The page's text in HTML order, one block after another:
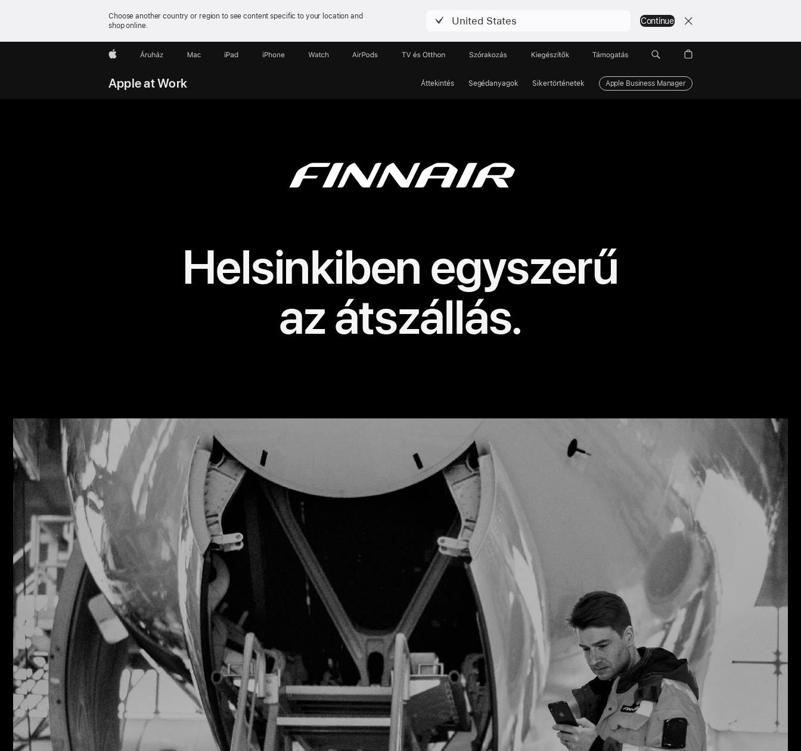
Choose another country or region to see content specific to your location and
shop online.
United States Continue
AppleÁruház Mac iPad iPhone Watch AirPods TV és Otthon Szórakozás Kiegészítők Támogatás
Apple at Work Áttekintés Segédanyagok Sikertörténetek Apple Business Manager
Helsinkiben egyszerű
az átszállás.